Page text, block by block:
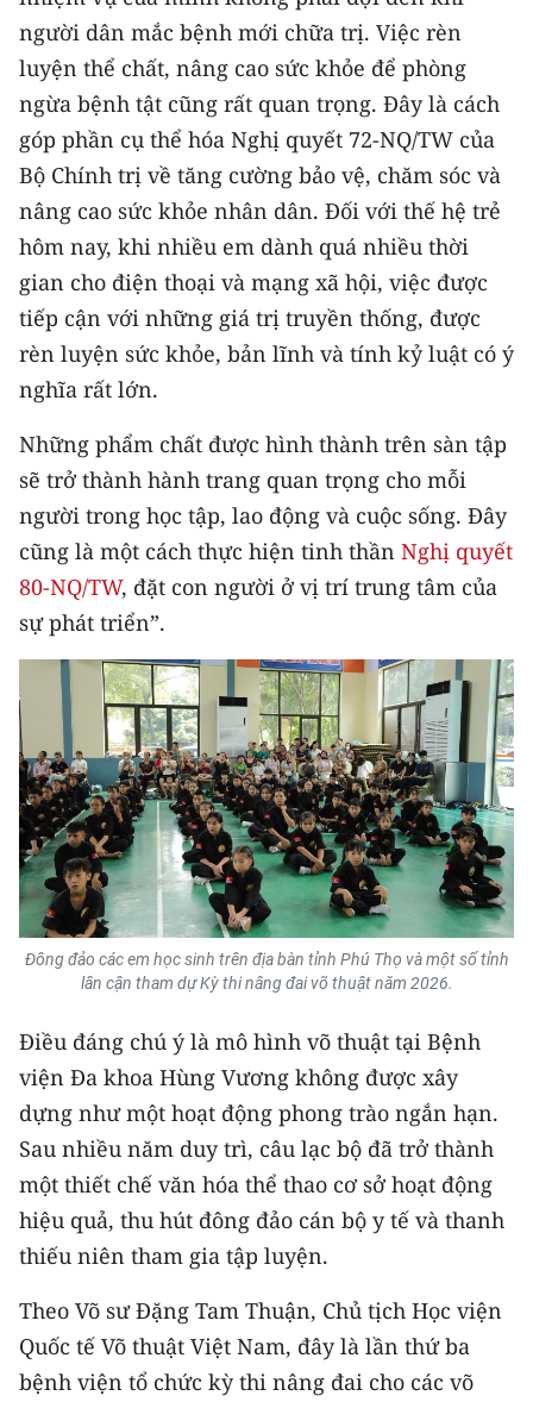
người dân mắc bệnh mới chữa trị. Việc rèn
luyện thể chất, nâng cao sức khỏe để phòng
ngừa bệnh tật cũng rất quan trọng. Đây là cách
góp phần cụ thể hóa Nghị quyết 72-NQ/TW của
Bộ Chính trị về tăng cường bảo vệ, chăm sóc và
nâng cao sức khỏe nhân dân. Đối với thế hệ trẻ
hôm nay, khi nhiều em dành quá nhiều thời
gian cho điện thoại và mạng xã hội, việc được
tiếp cận với những giá trị truyền thống, được
rèn luyện sức khỏe, bản lĩnh và tính kỷ luật có ý
nghĩa rất lớn.
Những phẩm chất được hình thành trên sàn tập
sẽ trở thành hành trang quan trọng cho mỗi
người trong học tập, lao động và cuộc sống. Đây
cũng là một cách thực hiện tinh thần Nghị quyết
80-NQ/TW, đặt con người ở vị trí trung tâm của
sự phát triển”.
Đông đảo các em học sinh trên địa bàn tỉnh Phú Thọ và một số tỉnh
lân cận tham dự Kỳ thi nâng đai võ thuật năm 2026.
Điều đáng chú ý là mô hình võ thuật tại Bệnh
viện Đa khoa Hùng Vương không được xây
dựng như một hoạt động phong trào ngắn hạn.
Sau nhiều năm duy trì, câu lạc bộ đã trở thành
một thiết chế văn hóa thể thao cơ sở hoạt động
hiệu quả, thu hút đông đảo cán bộ y tế và thanh
thiếu niên tham gia tập luyện.
Theo Võ sư Đặng Tam Thuận, Chủ tịch Học viện
Quốc tế Võ thuật Việt Nam, đây là lần thứ ba
bệnh viện tổ chức kỳ thi nâng đai cho các võ